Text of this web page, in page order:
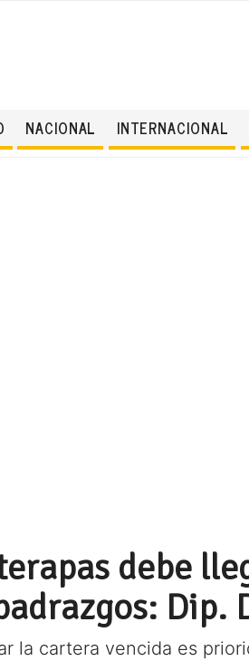
NACIONAL INTERNACIONAL
debe
Dip.
la cartera vencida es